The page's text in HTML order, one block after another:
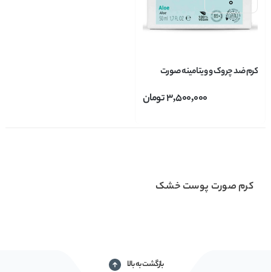
کرم ضد چروک و ویتامینه صورت
3,500,000تومان
کرم صورت پوست خشک
بازگشت به بالا